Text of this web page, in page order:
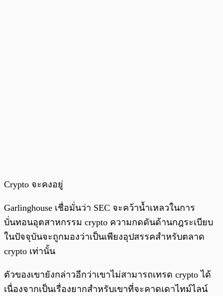
Crypto จะคงอยู่
Garlinghouse เชื่อมั่นว่า SEC จะคว้าน้ำเหลวในการ
บั่นทอนอุตสาหกรรม crypto ความกดดันด้านกฎระเบียบ
ในปัจจุบันจะถูกมองว่าเป็นเพียงอุปสรรคสำหรับตลาด
crypto เท่านั้น
ตัวของเขายังกล่าวอีกว่าเขาไม่สามารถเทรด crypto ได้
เนื่องจากเป็นเรื่องยากสำหรับเขาที่จะคาดเดาไทม์ไลน์